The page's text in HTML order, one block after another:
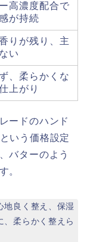
高濃度配合で
が持続
りが残り、主
い
、柔らかくな
上がり
ードのハンド
いう価格設定
バターのよう
。
地良く整え、保湿
、柔らかく整えら